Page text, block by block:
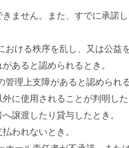
ません。また、すでに承諾
おける秩序を乱し、又は公益
あると認められるとき。
理上支障があると認められる
に使用されることが判明した
譲渡したり貸与したとき。
われないとき。